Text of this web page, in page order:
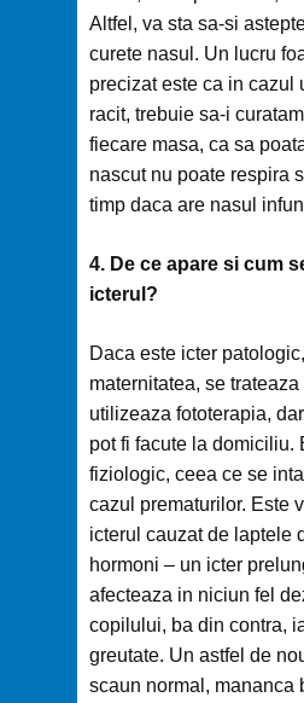
Altfel, va sta sa-si
curete nasul. Un lucru
precizat este ca in cazul
racit, trebuie sa-i
fiecare masa, ca sa
nascut nu poate respira
timp daca are nasul
4. De ce apare si cum
icterul?
Daca este icter
maternitatea, se
utilizeaza fototerapia,
pot fi facute la domiciliu.
fiziologic, ceea ce se
cazul prematurilor. Este
icterul cauzat de laptele
hormoni – un icter
afecteaza in niciun fel
copilului, ba din contra,
greutate. Un astfel de
scaun normal, mananca